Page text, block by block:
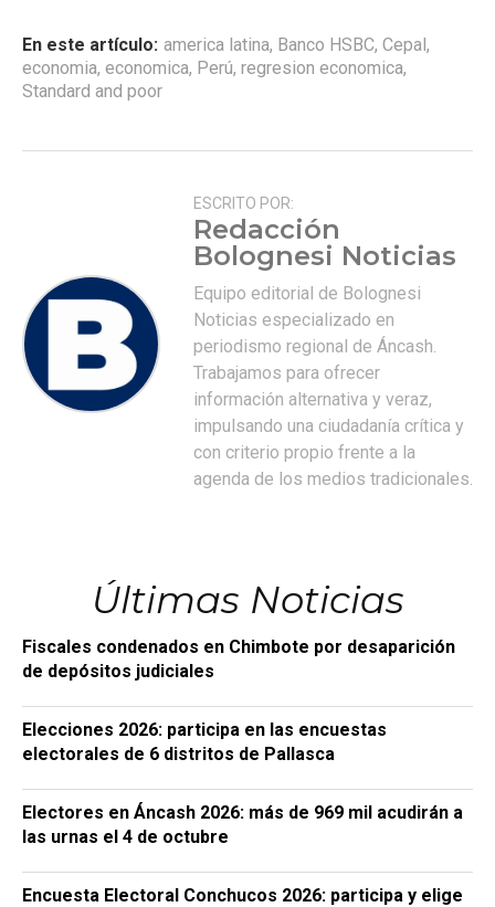
En este artículo: america latina, Banco HSBC, Cepal,
economia, economica, Perú, regresion economica,
Standard and poor
ESCRITO POR:
Redacción
Bolognesi Noticias
Equipo editorial de Bolognesi
Noticias especializado en
periodismo regional de Áncash.
Trabajamos para ofrecer
información alternativa y veraz,
impulsando una ciudadanía crítica y
con criterio propio frente a la
agenda de los medios tradicionales.
Últimas Noticias
Fiscales condenados en Chimbote por desaparición
de depósitos judiciales
Elecciones 2026: participa en las encuestas
electorales de 6 distritos de Pallasca
Electores en Áncash 2026: más de 969 mil acudirán a
las urnas el 4 de octubre
Encuesta Electoral Conchucos 2026: participa y elige